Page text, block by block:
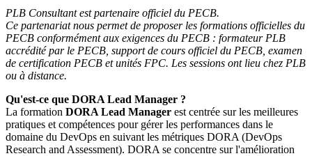
PLB Consultant est partenaire officiel du PECB.
Ce partenariat nous permet de proposer les formations officielles du
PECB conformément aux exigences du PECB : formateur PLB
accrédité par le PECB, support de cours officiel du PECB, examen
de certification PECB et unités FPC. Les sessions ont lieu chez PLB
ou à distance.
Qu'est-ce que DORA Lead Manager ?
La formation DORA Lead Manager est centrée sur les meilleures
pratiques et compétences pour gérer les performances dans le
domaine du DevOps en suivant les métriques DORA (DevOps
Research and Assessment). DORA se concentre sur l'amélioration